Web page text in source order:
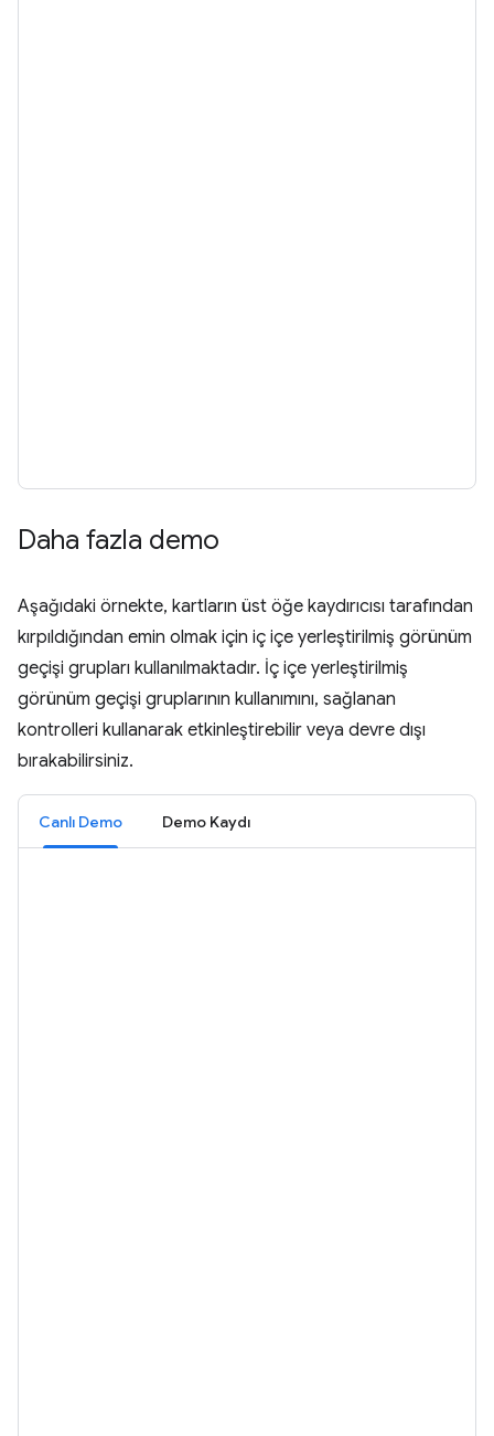
Daha fazla demo
Aşağıdaki örnekte, kartların üst öğe kaydırıcısı tarafından
kırpıldığından emin olmak için iç içe yerleştirilmiş görünüm
geçişi grupları kullanılmaktadır. İç içe yerleştirilmiş
görünüm geçişi gruplarının kullanımını, sağlanan
kontrolleri kullanarak etkinleştirebilir veya devre dışı
bırakabilirsiniz.
Canlı Demo Demo Kaydı